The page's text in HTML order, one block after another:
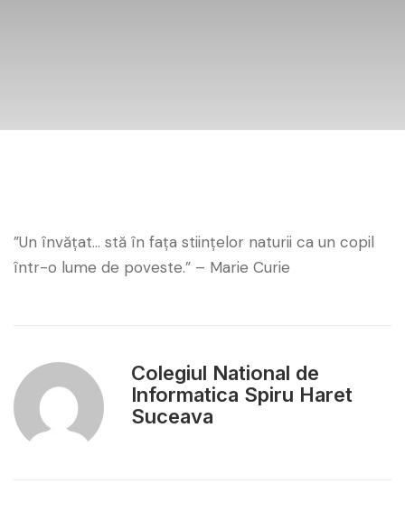
”Un învăţat… stă în faţa stiinţelor naturii ca un copil
într-o lume de poveste.” – Marie Curie
Colegiul National de
Informatica Spiru Haret
Suceava